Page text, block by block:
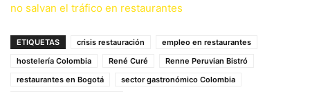
no salvan el tráfico en restaurantes
ETIQUETAS crisis restauración
empleo en restaurantes
hostelería Colombia
René Curé
Renne Peruvian Bistró
restaurantes en Bogotá
sector gastronómico Colombia